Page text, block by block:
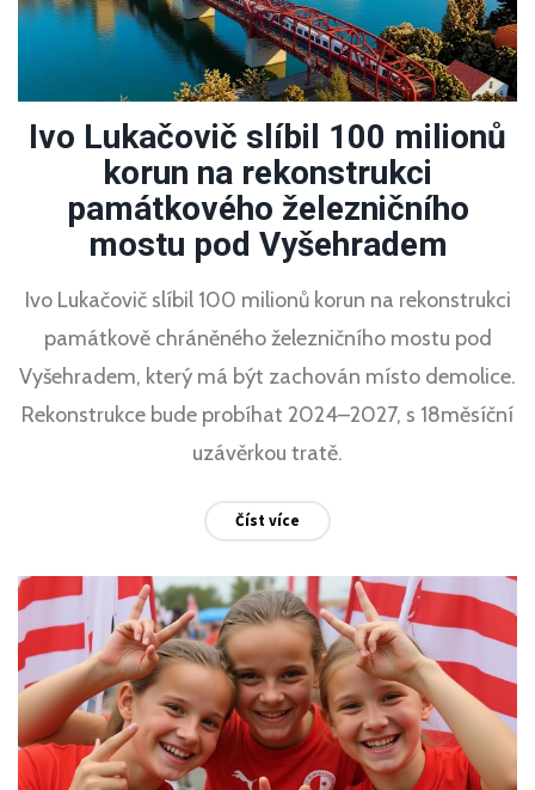
Ivo Lukačovič slíbil 100 milionů
korun na rekonstrukci
památkového železničního
mostu pod Vyšehradem
Ivo Lukačovič slíbil 100 milionů korun na rekonstrukci
památkově chráněného železničního mostu pod
Vyšehradem, který má být zachován místo demolice.
Rekonstrukce bude probíhat 2024–2027, s 18měsíční
uzávěrkou tratě.
Číst více